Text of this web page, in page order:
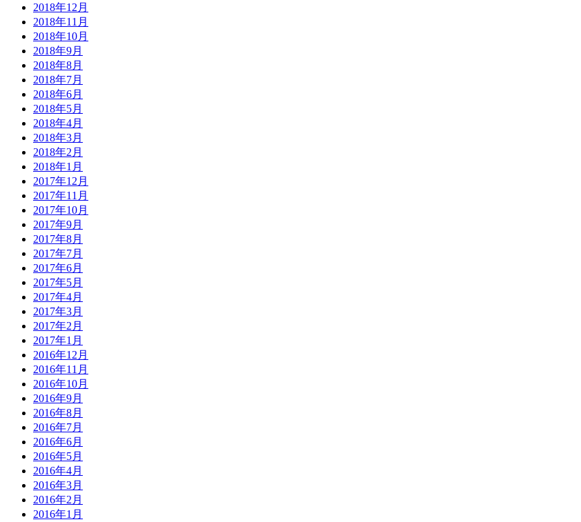
2018年12月
2018年11月
2018年10月
2018年9月
2018年8月
2018年7月
2018年6月
2018年5月
2018年4月
2018年3月
2018年2月
2018年1月
2017年12月
2017年11月
2017年10月
2017年9月
2017年8月
2017年7月
2017年6月
2017年5月
2017年4月
2017年3月
2017年2月
2017年1月
2016年12月
2016年11月
2016年10月
2016年9月
2016年8月
2016年7月
2016年6月
2016年5月
2016年4月
2016年3月
2016年2月
2016年1月